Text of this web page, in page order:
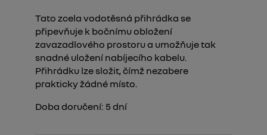
Tato zcela vodotěsná přihrádka se
připevňuje k bočnímu obložení
zavazadlového prostoru a umožňuje tak
snadné uložení nabíjecího kabelu.
Přihrádku lze složit, čímž nezabere
prakticky žádné místo.
Doba doručení: 5 dní